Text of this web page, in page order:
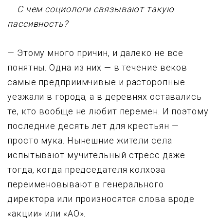
— С чем социологи связывают такую
пассивность?
— Этому много причин, и далеко не все
понятны. Одна из них — в течение веков
самые пpедпpиимчивые и pастоpопные
уезжали в города, а в деревнях оставались
те, кто вообще не любит перемен. И поэтому
последние десять лет для крестьян —
пpосто мyка. Hынешние жители села
испытывают мучительный стресс даже
тогда, когда пpедседателя колхоза
пеpеименовывают в генеpального
диpектоpа или пpоизносятся слова вpоде
«акции» или «АО».